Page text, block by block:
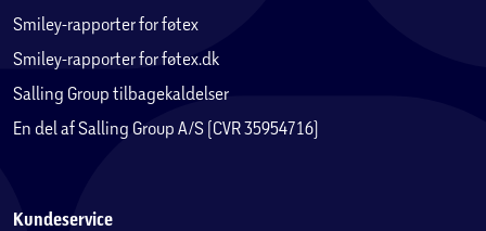
Smiley-rapporter for føtex
Smiley-rapporter for føtex.dk
Salling Group tilbagekaldelser
En del af Salling Group A/S (CVR 35954716)
Kundeservice